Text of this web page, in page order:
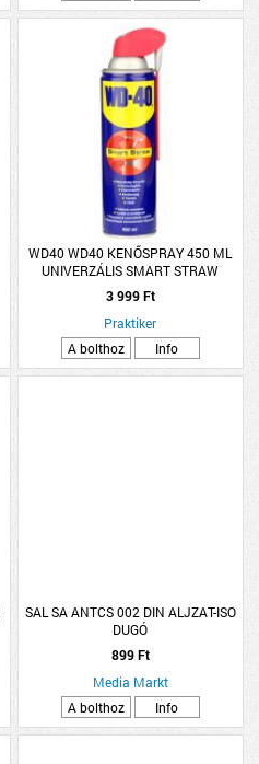
WD40 WD40 KENŐSPRAY 450 ML
UNIVERZÁLIS SMART STRAW
3 999 Ft
Praktiker
A bolthoz
Info
SAL SA ANTCS 002 DIN ALJZAT-ISO
DUGÓ
899 Ft
Media Markt
A bolthoz
Info